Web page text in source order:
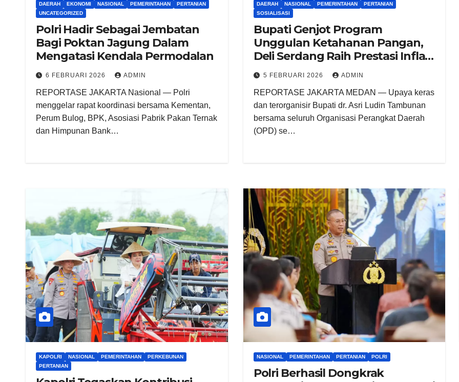
DAERAH EKONOMI NASIONAL PEMERINTAHAN
PERTANIAN
UNCATEGORIZED
Polri Hadir Sebagai Jembatan
Bagi Poktan Jagung Dalam
Mengatasi Kendala Permodalan
6 FEBRUARI 2026 ADMIN
REPORTASE JAKARTA Nasional — Polri
menggelar rapat koordinasi bersama Kementan,
Perum Bulog, BPK, Asosiasi Pabrik Pakan Ternak
dan Himpunan Bank…
DAERAH NASIONAL PEMERINTAHAN
PERTANIAN
SOSIALISASI
Bupati Genjot Program
Unggulan Ketahanan Pangan,
Deli Serdang Raih Prestasi Inflasi
Terendah Per Januari 2026
5 FEBRUARI 2026 ADMIN
REPORTASE JAKARTA MEDAN — Upaya keras
dan terorganisir Bupati dr. Asri Ludin Tambunan
bersama seluruh Organisasi Perangkat Daerah
(OPD) se…
KAPOLRI NASIONAL PEMERINTAHAN
PERKEBUNAN
PERTANIAN
NASIONAL PEMERINTAHAN PERTANIAN POLRI
Polri Berhasil Dongkrak